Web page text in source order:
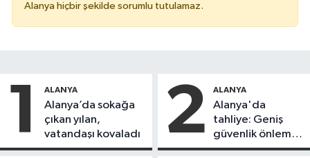
Alanya hiçbir şekilde sorumlu tutulamaz.
1 ALANYA
Alanya’da sokağa
çıkan yılan,
vatandaşı kovaladı
2 ALANYA
Alanya'da
tahliye: Geniş
güvenlik önlemi
alındı